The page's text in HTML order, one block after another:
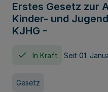
Erstes Gesetz zur
Kinder- und
KJHG -
In Kraft Seit 01.
Gesetz